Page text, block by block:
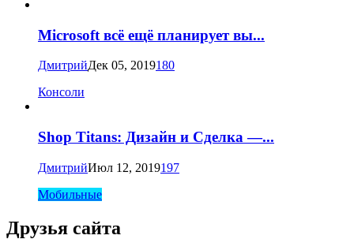
Microsoft всё ещё планирует вы...
ДмитрийДек 05, 2019180
Консоли
Shop Titans: Дизайн и Сделка —...
ДмитрийИюл 12, 2019197
Мобильные
Друзья сайта